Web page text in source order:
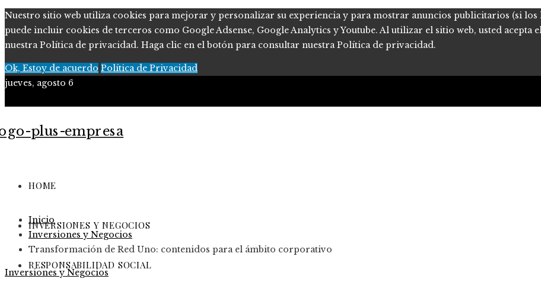
Nuestro sitio web utiliza cookies para mejorar y personalizar su experiencia y para mostrar anuncios publicitarios (si los
puede incluir cookies de terceros como Google Adsense, Google Analytics y Youtube. Al utilizar el sitio web, usted acepta
nuestra Política de privacidad. Haga clic en el botón para consultar nuestra Política de privacidad.
Ok, Estoy de acuerdo Política de Privacidad
jueves, agosto 6
HOME
INVERSIONES Y NEGOCIOS
RESPONSABILIDAD SOCIAL
Inicio
Inversiones y Negocios
Transformación de Red Uno: contenidos para el ámbito corporativo
Inversiones y Negocios